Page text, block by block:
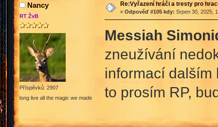
Nancy
RT ŽvB
Příspěvků: 2907
long live all the magic we made
Re:Vyřazení hráči a tresty pro
« Odpověď #105 kdy: Srpen 30, 2025,
Messiah
zneužívání
informací dalším
to prosím RP,